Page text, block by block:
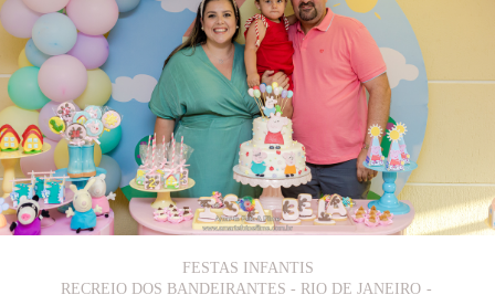
FESTAS INFANTIS
RECREIO DOS BANDEIRANTES - RIO DE JANEIRO